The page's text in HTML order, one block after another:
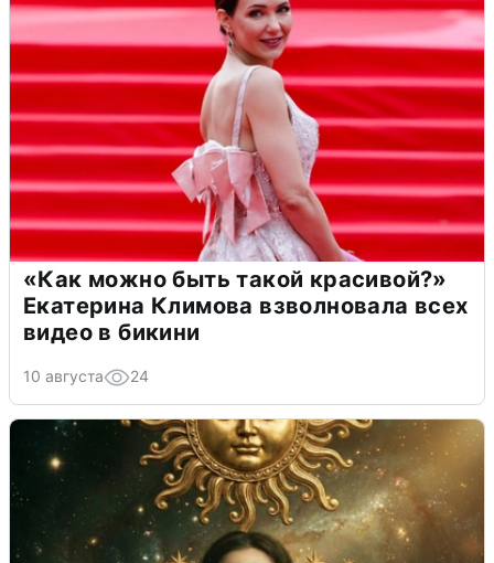
«Как можно быть такой красивой?»
Екатерина Климова взволновала всех
видео в бикини
10 августа 24